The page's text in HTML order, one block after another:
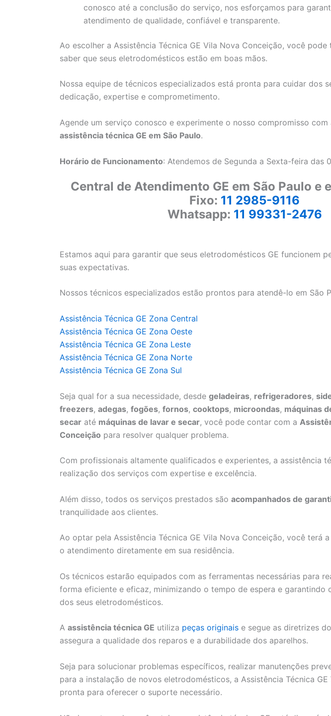
conosco até a conclusão do serviço, nos esforçamos para
atendimento de qualidade, confiável e transparente.
Ao escolher a Assistência Técnica GE Vila Nova Conceição, você
saber que seus eletrodomésticos estão em boas mãos.
Nossa equipe de técnicos especializados está pronta para cuidar dos
dedicação, expertise e comprometimento.
Agende um serviço conosco e experimente o nosso compromisso com
assistência técnica GE em São Paulo.
Horário de Funcionamento: Atendemos de Segunda a Sexta-feira das
Central de Atendimento GE em São Paulo e
Fixo: 11 2985-9116
Whatsapp: 11 99331-2476
Estamos aqui para garantir que seus eletrodomésticos GE funcionem
suas expectativas.
Nossos técnicos especializados estão prontos para atendê-lo em São
Assistência Técnica GE Zona Central
Assistência Técnica GE Zona Oeste
Assistência Técnica GE Zona Leste
Assistência Técnica GE Zona Norte
Assistência Técnica GE Zona Sul
Seja qual for a sua necessidade, desde geladeiras, refrigeradores,
freezers, adegas, fogões, fornos, cooktops, microondas, máquinas
secar até máquinas de lavar e secar, você pode contar com a
Conceição para resolver qualquer problema.
Com profissionais altamente qualificados e experientes, a assistência
realização dos serviços com expertise e excelência.
Além disso, todos os serviços prestados são acompanhados de
tranquilidade aos clientes.
Ao optar pela Assistência Técnica GE Vila Nova Conceição, você terá
o atendimento diretamente em sua residência.
Os técnicos estarão equipados com as ferramentas necessárias para
forma eficiente e eficaz, minimizando o tempo de espera e garantindo
dos seus eletrodomésticos.
A assistência técnica GE utiliza peças originais e segue as diretrizes
assegura a qualidade dos reparos e a durabilidade dos aparelhos.
Seja para solucionar problemas específicos, realizar manutenções
para a instalação de novos eletrodomésticos, a Assistência Técnica
pronta para oferecer o suporte necessário.